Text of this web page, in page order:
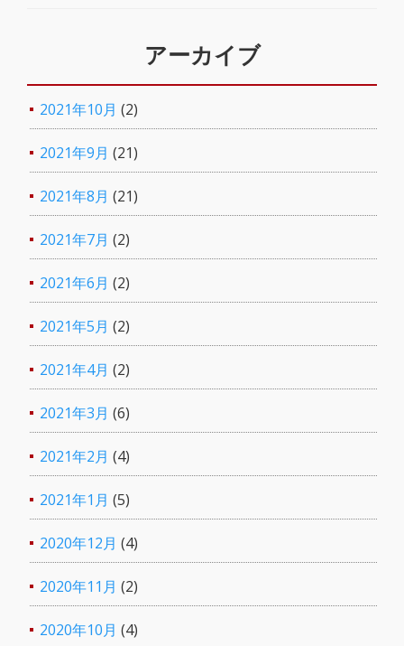
アーカイブ
2021年10月 (2)
2021年9月 (21)
2021年8月 (21)
2021年7月 (2)
2021年6月 (2)
2021年5月 (2)
2021年4月 (2)
2021年3月 (6)
2021年2月 (4)
2021年1月 (5)
2020年12月 (4)
2020年11月 (2)
2020年10月 (4)